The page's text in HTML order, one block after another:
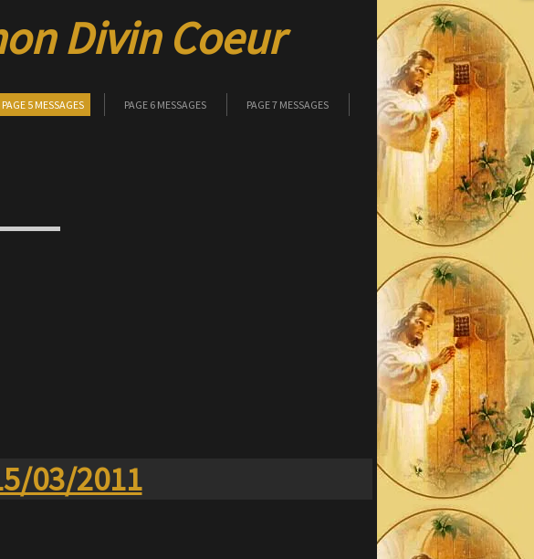
Divin Coeur
PAGE 5 MESSAGES PAGE 6 MESSAGES
PAGE 7 MESSAGES
03/2011